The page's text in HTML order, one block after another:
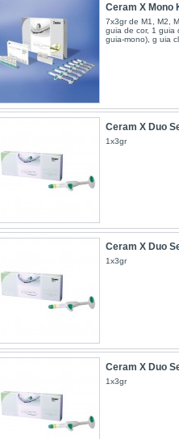
Ceram X Mono
7x3gr de M1, M2,
guia de cor, 1 guia
guia-mono), g uia
Ceram X Duo
1x3gr
Ceram X Duo
1x3gr
Ceram X Duo
1x3gr